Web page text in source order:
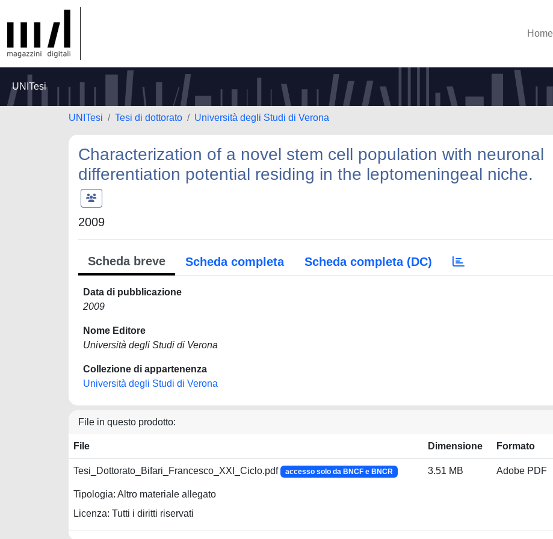
Home
UNITesi
UNITesi Tesi di dottorato Università degli Studi di Verona
Characterization of a novel stem cell population with neuronal
differentiation potential residing in the leptomeningeal niche.
2009
Scheda breve Scheda completa Scheda completa (DC)
Data di pubblicazione
2009
Nome Editore
Università degli Studi di Verona
Collezione di appartenenza
Università degli Studi di Verona
File in questo prodotto:
File Dimensione Formato
Tesi_Dottorato_Bifari_Francesco_XXI_Ciclo.pdf accesso solo da BNCF e BNCR
Tipologia: Altro materiale allegato
Licenza: Tutti i diritti riservati
3.51 MB Adobe PDF